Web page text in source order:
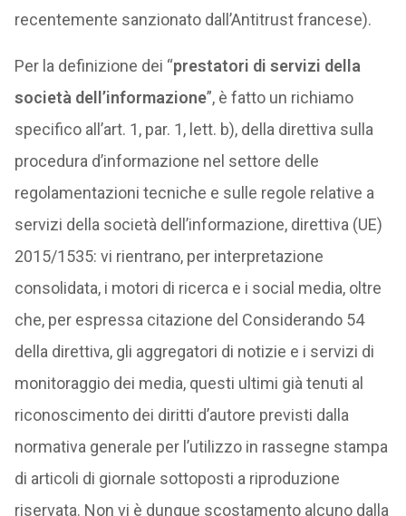
recentemente sanzionato dall’Antitrust francese).
Per la definizione dei “prestatori di servizi della
società dell’informazione”, è fatto un richiamo
specifico all’art. 1, par. 1, lett. b), della direttiva sulla
procedura d’informazione nel settore delle
regolamentazioni tecniche e sulle regole relative a
servizi della società dell’informazione, direttiva (UE)
2015/1535: vi rientrano, per interpretazione
consolidata, i motori di ricerca e i social media, oltre
che, per espressa citazione del Considerando 54
della direttiva, gli aggregatori di notizie e i servizi di
monitoraggio dei media, questi ultimi già tenuti al
riconoscimento dei diritti d’autore previsti dalla
normativa generale per l’utilizzo in rassegne stampa
di articoli di giornale sottoposti a riproduzione
riservata. Non vi è dunque scostamento alcuno dalla